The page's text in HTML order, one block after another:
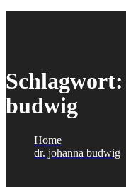
Schlagwort:
budwig
Home
dr. johanna budwig